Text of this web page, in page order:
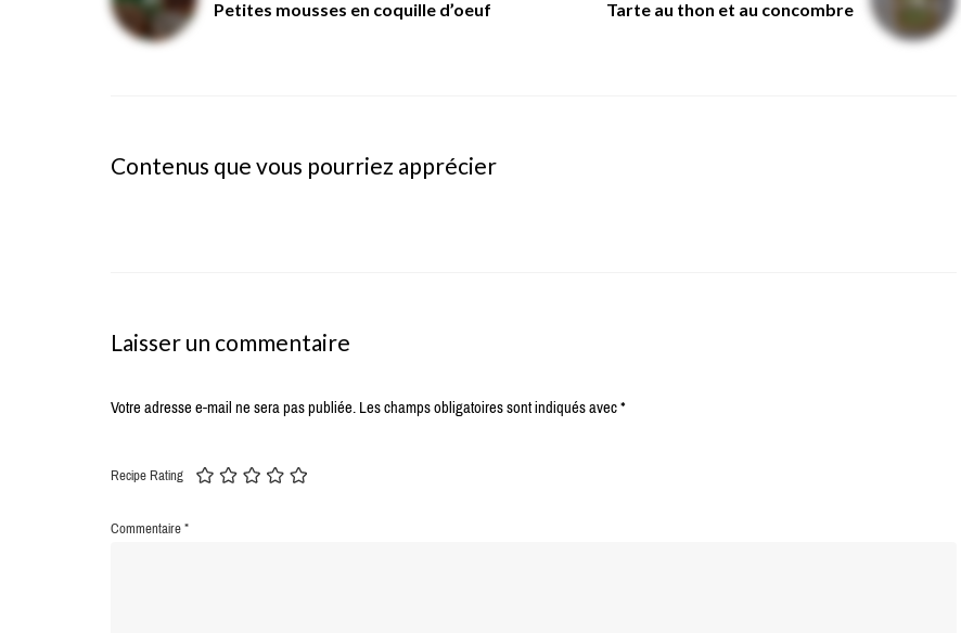
l’article
Petites mousses en coquille d’oeuf
Tarte au thon et au concombre
Contenus que vous pourriez apprécier
Laisser un commentaire
Votre adresse e-mail ne sera pas publiée.Les champs obligatoires sont indiqués avec*
Recipe Rating
Commentaire*